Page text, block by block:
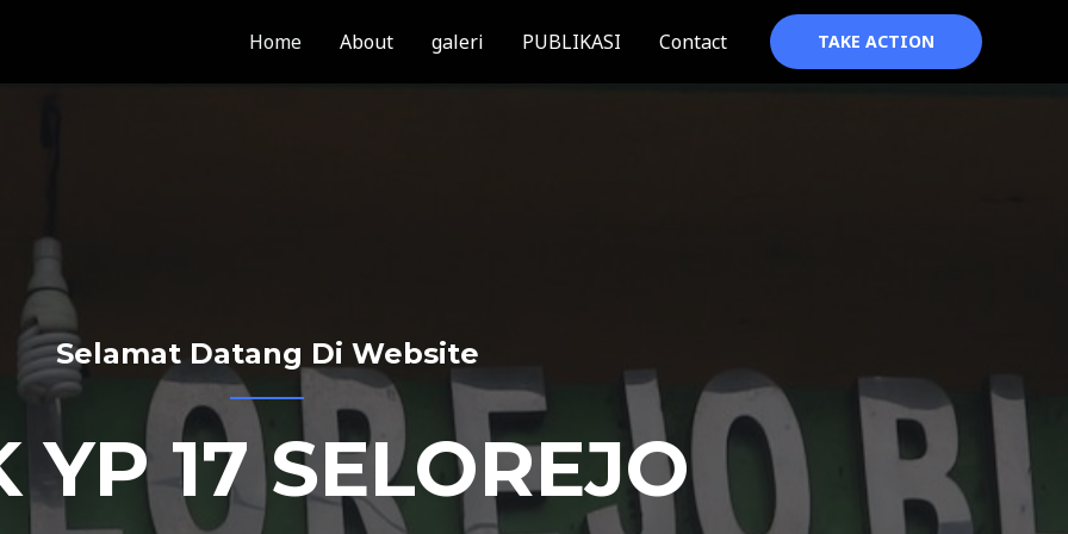
Home About galeri PUBLIKASI Contact TAKE ACTION
Selamat Datang Di Website
YP 17 SELOREJO